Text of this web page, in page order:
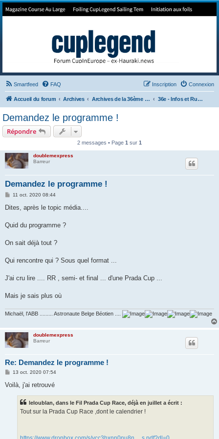
Forum de Cup In Europe
Smartfeed FAQ Connexion
Inscription
Accueil du forum Archives Archives de la 36ème America's Cup 36e - Infos et Rumeurs
Demandez le programme !
Répondre
2 messages • Page 1 sur 1
doublemexpress
Barreur
Demandez le programme !
M
s
g
11 oct. 2020 08:44
Dites, après le topic média....
Quid du programme ?
On sait déjà tout ?
Qui rencontre qui ? Sous quel format ...
J'ai cru lire .... RR , semi- et final ... d'une Prada Cup ...
Mais je sais plus où
Michaël, l'ABB ......... Astronaute Belge Béotien ....
doublemexpress
Barreur
Re: Demandez le programme !
M
s
13 oct. 2020 07:54
Voilà, j'ai retrouvé
leloublan, dans le Fil Prada Cup Race, déjà en juillet a écrit :
Tout sur la Prada Cup Race ,dont le calendrier !